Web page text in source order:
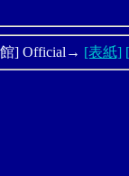
] Official→ [表紙]